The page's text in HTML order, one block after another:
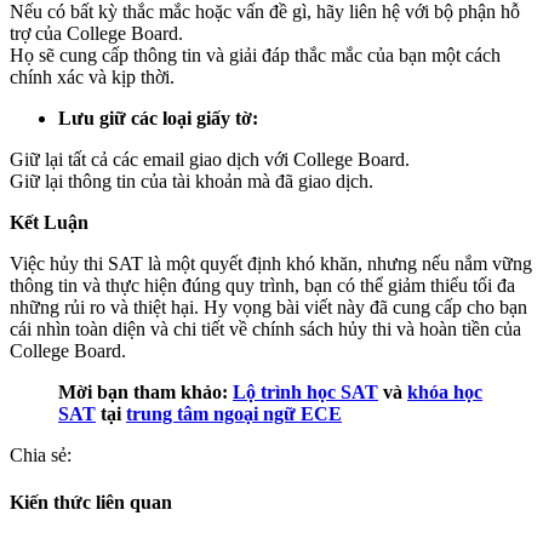
Nếu có bất kỳ thắc mắc hoặc vấn đề gì, hãy liên hệ với bộ phận hỗ
trợ của College Board.
Họ sẽ cung cấp thông tin và giải đáp thắc mắc của bạn một cách
chính xác và kịp thời.
Lưu giữ các loại giấy tờ:
Giữ lại tất cả các email giao dịch với College Board.
Giữ lại thông tin của tài khoản mà đã giao dịch.
Kết Luận
Việc hủy thi SAT là một quyết định khó khăn, nhưng nếu nắm vững
thông tin và thực hiện đúng quy trình, bạn có thể giảm thiểu tối đa
những rủi ro và thiệt hại. Hy vọng bài viết này đã cung cấp cho bạn
cái nhìn toàn diện và chi tiết về chính sách hủy thi và hoàn tiền của
College Board.
Mời bạn tham khảo: Lộ trình học SAT và khóa học
SAT tại trung tâm ngoại ngữ ECE
Chia sẻ:
Kiến thức liên quan